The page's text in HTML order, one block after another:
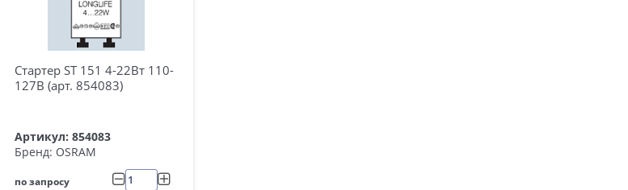
Стартер ST 151 4-22Вт 110-
127В (арт. 854083)
Артикул: 854083
Бренд: OSRAM
по запросу